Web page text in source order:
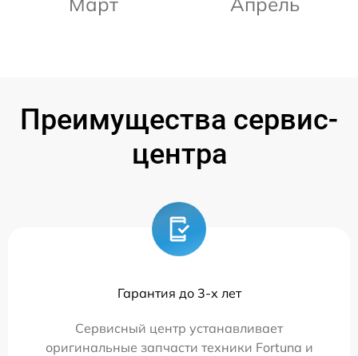
Преимущества сервис-
центра
Гарантия до 3-х лет
Сервисный центр устанавливает
оригинальные запчасти техники Fortuna и